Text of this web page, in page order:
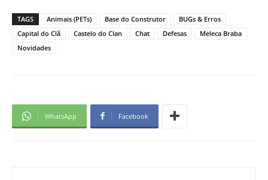
TAGS Animais (PETs) Base do Construtor
BUGs & Erros
Capital do Clã
Castelo do Clan Chat Defesas
Meleca Braba
Novidades
WhatsApp Facebook